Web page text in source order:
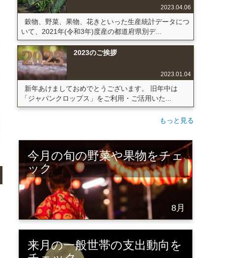
2023.04.06
穀物、野菜、果物、花きといった生産統計データにつ
いて、2021年(令和3年)度産の都道府県別デ...
2023のご挨拶
2023.01.04
新年あけましておめでとうございます。 旧年中は
「ジャパンクロップス」をご利用・ご活用いた...
もっと見る
今月の旬の野菜や果物をチェ
ック
8月
来月の一般世帯の支出動向を